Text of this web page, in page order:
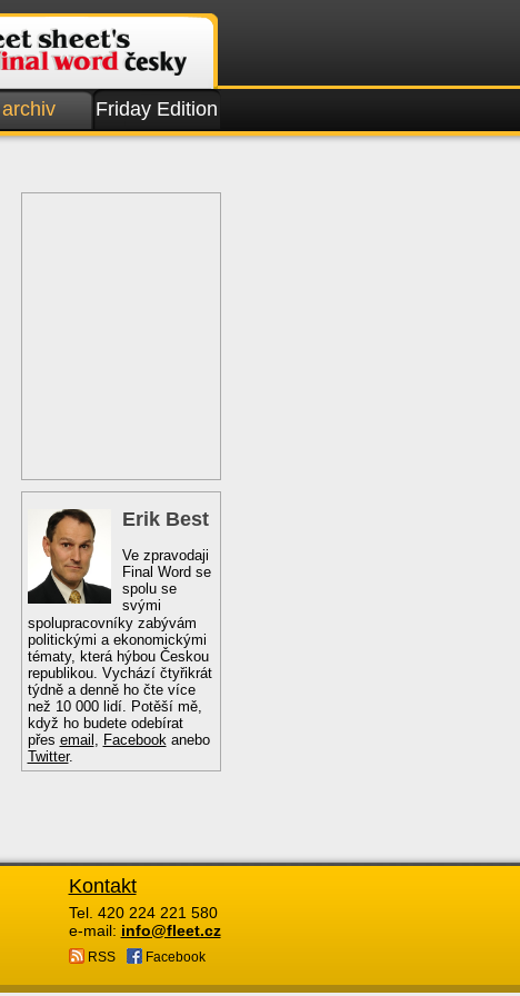
archiv Friday Edition
Erik Best
Ve zpravodaji
Final Word se
spolu se
svými
spolupracovníky zabývám
politickými a ekonomickými
tématy, která hýbou Českou
republikou. Vychází čtyřikrát
týdně a denně ho čte více
než 10 000 lidí. Potěší mě,
když ho budete odebírat
přes email , Facebookanebo
Twitter.
Kontakt
Tel. 420 224 221 580
e-mail: info@fleet.cz
RSS Facebook